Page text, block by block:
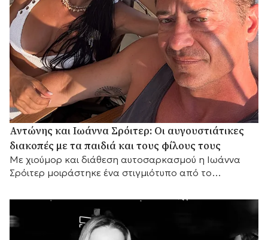
Αντώνης και Ιωάννα Σρόιτερ: Οι αυγουστιάτικες
διακοπές με τα παιδιά και τους φίλους τους
Με χιούμορ και διάθεση αυτοσαρκασμού η Ιωάννα
Σρόιτερ μοιράστηκε ένα στιγμιότυπο από το
τρόπο τη σχέση του ζευγαριού